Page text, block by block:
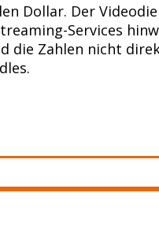
Dollar. Der
Services
die Zahlen nicht